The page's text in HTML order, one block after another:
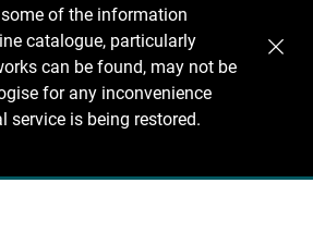
of the information
catalogue, particularly
can be found, may not be
for any inconvenience
service is being restored.